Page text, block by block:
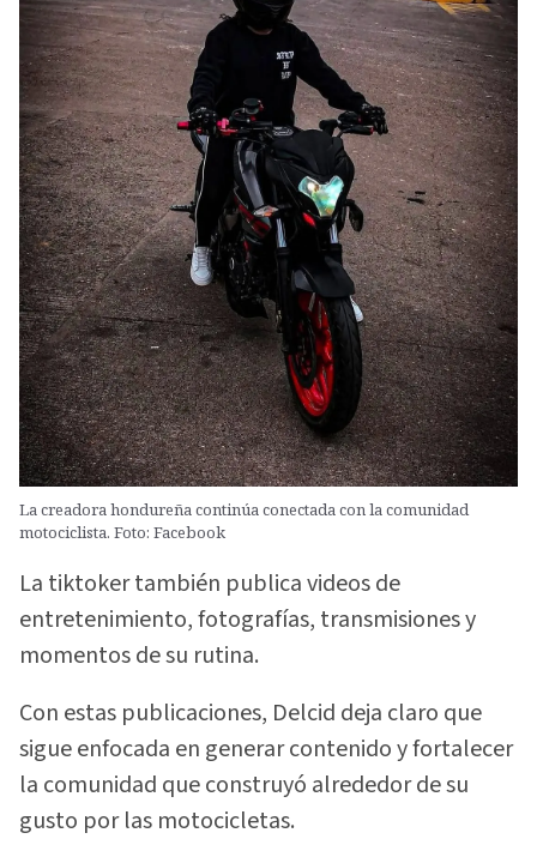
La creadora hondureña continúa conectada con la comunidad
motociclista. Foto: Facebook
La tiktoker también publica videos de
entretenimiento, fotografías, transmisiones y
momentos de su rutina.
Con estas publicaciones, Delcid deja claro que
sigue enfocada en generar contenido y fortalecer
la comunidad que construyó alrededor de su
gusto por las motocicletas.